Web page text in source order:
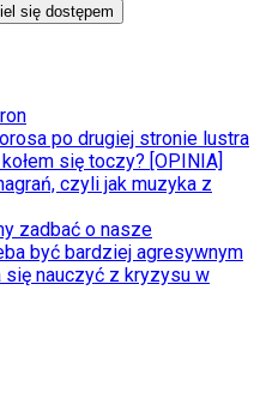
się dostępem
po drugiej stronie lustra
się toczy? [OPINIA]
czyli jak muzyka z
zadbać o nasze
być bardziej agresywnym
się nauczyć z kryzysu w